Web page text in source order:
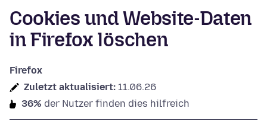
Cookies und Website-Daten
in Firefox löschen
Firefox
Zuletzt aktualisiert: 11.06.26
36% der Nutzer finden dies hilfreich